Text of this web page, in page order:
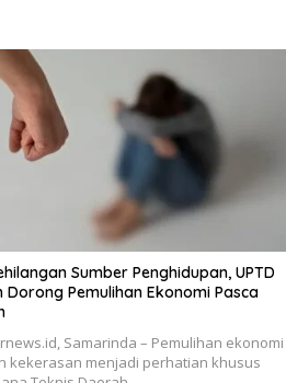
Sumber Penghidupan, UPTD
Dorong Pemulihan Ekonomi Pasca
Samarinda – Pemulihan ekonomi
kekerasan menjadi perhatian khusus